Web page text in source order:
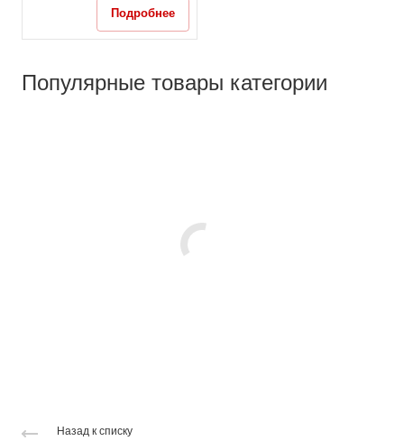
Подробнее
Популярные товары категории
Назад к списку